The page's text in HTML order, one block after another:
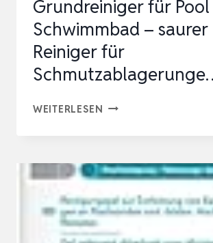
Grundreiniger für
Schwimmbad – saurer
Reiniger für
WEITERLESEN 6
L
GRUNDREINIGER
FÜR